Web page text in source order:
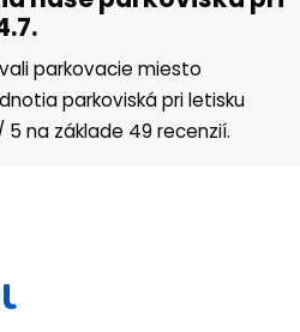
parkovacie miesto
parkoviská pri letisku
5 na základe 49 recenzií.